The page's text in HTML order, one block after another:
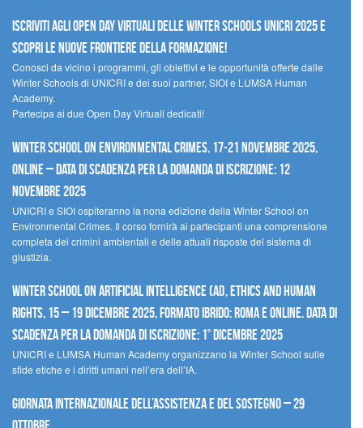
Iscriviti agli Open Day Virtuali delle Winter Schools UNICRI 2025 e
scopri le nuove frontiere della formazione!
Conosci da vicino i programmi, gli obiettivi e le opportunità offerte dalle
Winter Schools di UNICRI e dei suoi partner, SIOI e LUMSA Human
Academy.
Partecipa ai due Open Day Virtuali dedicati!
Winter School on Environmental Crimes, 17-21 novembre 2025,
Online – Data di scadenza per la domanda di iscrizione: 12
novembre 2025
UNICRI e SIOI ospiteranno la nona edizione della Winter School on
Environmental Crimes. Il corso fornirà ai partecipanti una comprensione
completa dei crimini ambientali e delle attuali risposte del sistema di
giustizia.
Winter School on Artificial Intelligence (AI), Ethics and Human
Rights, 15 – 19 dicembre 2025, Formato Ibrido: Roma e online. Data di
scadenza per la domanda di iscrizione: 1° dicembre 2025
UNICRI e LUMSA Human Academy organizzano la Winter School sulle
sfide etiche e i diritti umani nell’era dell’IA.
Giornata internazionale dell’assistenza e del sostegno – 29